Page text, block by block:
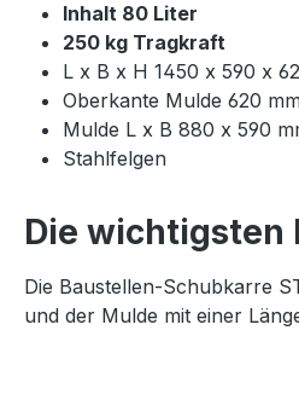
Inhalt 80 Liter
250 kg Tragkraft
L x B x H 1450 x 590 x
Oberkante Mulde 620
Mulde L x B 880 x 590
Stahlfelgen
Die wichtigsten
Die Baustellen-Schubkarre
und der Mulde mit einer